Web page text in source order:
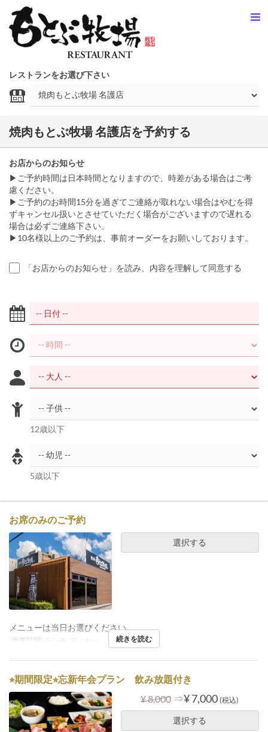
レストランをお選び下さい
焼肉もとぶ牧場 名護店を予約する
お店からのお知らせ
▶ご予約時間は日本時間となりますので、時差がある場合はご考
慮ください。
▶ご予約のお時間15分を過ぎてご連絡が取れない場合はやむを得
ずキャンセル扱いとさせていただく場合がございますので遅れる
場合は必ずご連絡下さい。
▶10名様以上のご予約は、事前オーダーをお願いしております。
「お店からのお知らせ」を読み、内容を理解して同意する
12歳以下
5歳以下
お席のみのご予約
選択する
メニューは当日お選びください。
食事時間 ランチ, ディナー 続きを読む
⭐︎期間限定⭐︎忘新年会プラン 飲み放題付き
¥ 8,000 ⇒¥ 7,000 (税込)
選択する